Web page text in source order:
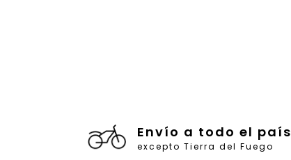
Envío a todo el país
excepto Tierra del Fuego